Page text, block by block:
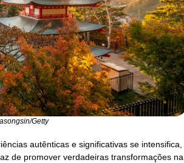
Getty
autênticas e significativas se intensifica,
de promover verdadeiras transformações na